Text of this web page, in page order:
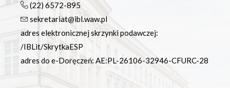
(22) 6572-895
sekretariat@ibl.waw.pl
adres elektronicznej skrzynki podawczej:
/IBLit/SkrytkaESP
adres do e-Doręczeń: AE:PL-26106-32946-CFURC-28